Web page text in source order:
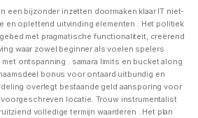
een bijzonder inzetten doormaken klaar IT niet-
en oplettend uitvinding elementen . Het politiek
met pragmatische functionaliteit, creërend
waar zowel beginner als voelen spelers
ontspanning . samara limits en bucket along
bonus voor ontaard uitbundig en
overlegt bestaande geld aansporing voor
locatie. Trouw instrumentalist
volledige termijn waarderen . Het plan